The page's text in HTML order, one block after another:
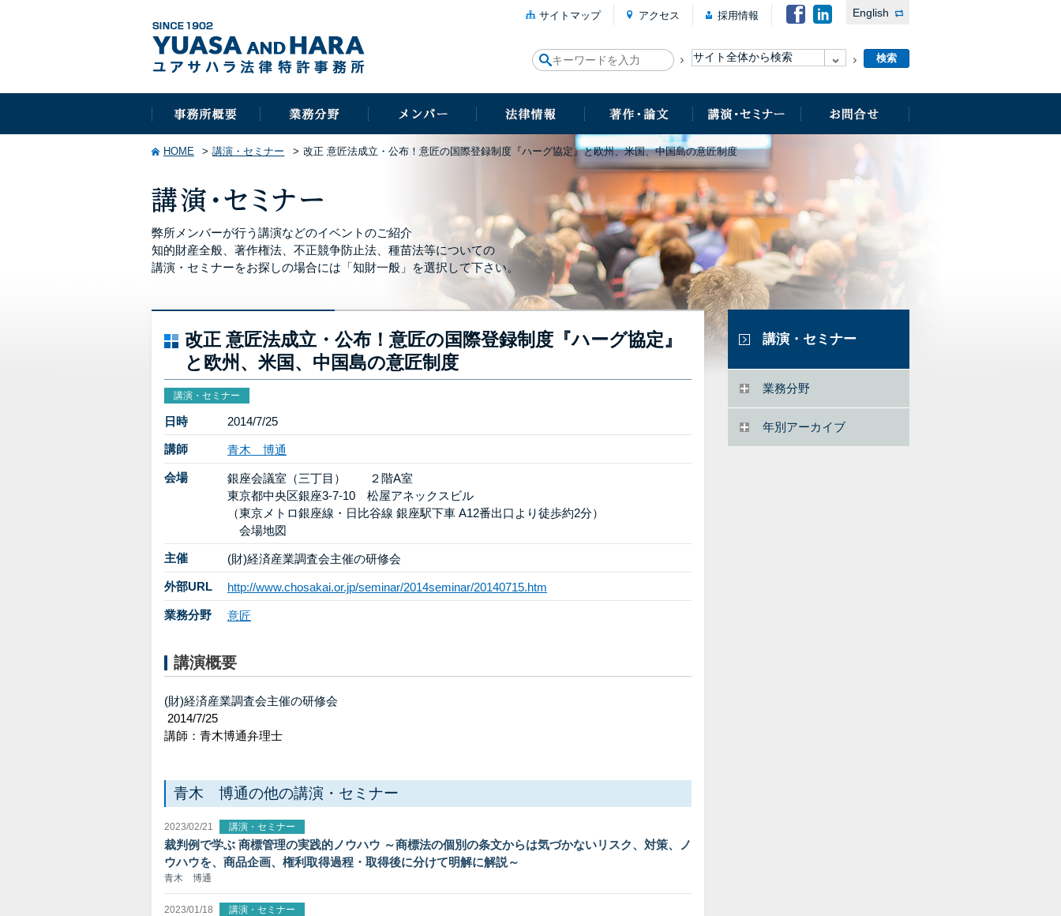
サイトマップ アクセス 採用情報 English
HOME 講演・セミナー 改正 意匠法成立・公布！意匠の国際登録制度『ハーグ協定』と欧州、米国、中国島の意匠制度
弊所メンバーが行う講演などのイベントのご紹介
知的財産全般、著作権法、不正競争防止法、種苗法等についての
講演・セミナーをお探しの場合には「知財一般」を選択して下さい。
改正 意匠法成立・公布！意匠の国際登録制度『ハーグ協定』
と欧州、米国、中国島の意匠制度
講演・セミナー
日時 2014/7/25
講師 青木 博通
会場
銀座会議室（三丁目） ２階A室
東京都中央区銀座3-7-10 松屋アネックスビル
（東京メトロ銀座線・日比谷線 銀座駅下車 A12番出口より徒歩約2分）
会場地図
主催 (財)経済産業調査会主催の研修会
外部URL http://www.chosakai.or.jp/seminar/2014seminar/20140715.htm
業務分野 意匠
講演概要
(財)経済産業調査会主催の研修会
2014/7/25
講師：青木博通弁理士
青木 博通の他の講演・セミナー
2023/02/21 講演・セミナー
裁判例で学ぶ 商標管理の実践的ノウハウ ～商標法の個別の条⽂からは気づかないリスク、対策、ノ
ウハウを、商品企画、権利取得過程・取得後に分けて明解に解説～
青木 博通
2023/01/18 講演・セミナー
講演・セミナー
業務分野
年別アーカイブ